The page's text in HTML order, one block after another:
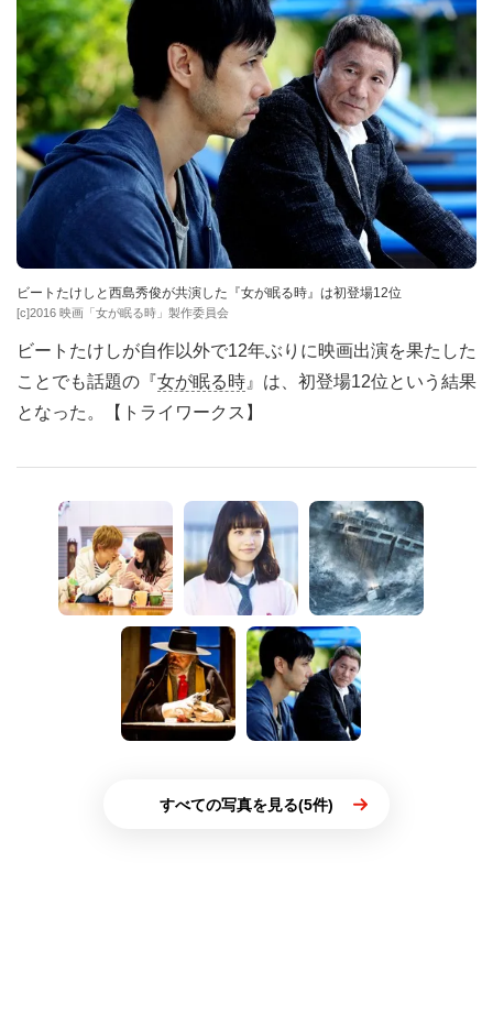
ビートたけしと西島秀俊が共演した『女が眠る時』は初登場12位
[c]2016 映画「女が眠る時」製作委員会
ビートたけしが自作以外で12年ぶりに映画出演を果たした
ことでも話題の『女が眠る時』は、初登場12位という結果
となった。【トライワークス】
すべての写真を見る(5件)